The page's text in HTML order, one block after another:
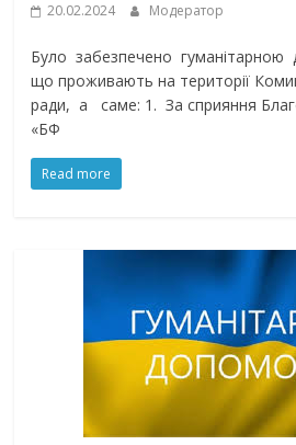
20.02.2024 Модератор
Було забезпечено
що проживають на території
ради, а саме: 1. За сприяння
«БФ
Read more